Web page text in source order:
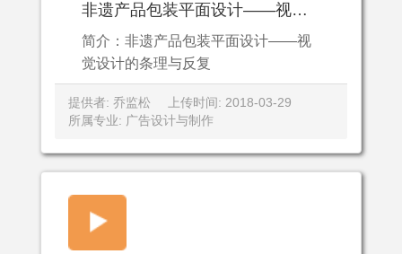
非遗产品包装平面设计——视觉设计的条理与反复
简介：非遗产品包装平面设计——视
觉设计的条理与反复
提供者: 乔监松
上传时间: 2018-03-29
所属专业: 广告设计与制作